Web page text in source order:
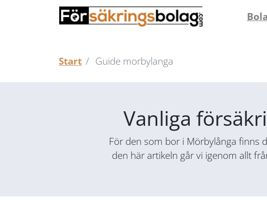
Start Guide morbylanga
Vanliga
För den som bor i Mörbylånga finns
den här artikeln går vi igenom allt